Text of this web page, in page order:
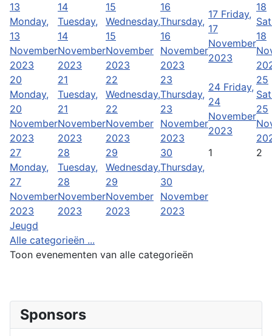
13
Monday,
13
November
2023
14
Tuesday,
14
November
2023
15
Wednesday,
15
November
2023
16
Thursday,
16
November
2023
17 Friday,
17
November
2023
18
18
20
Monday,
20
November
2023
21
Tuesday,
21
November
2023
22
Wednesday,
22
November
2023
23
Thursday,
23
November
2023
24 Friday,
24
November
2023
25
25
27
Monday,
27
November
2023
28
Tuesday,
28
November
2023
29
Wednesday,
29
November
2023
30
Thursday,
30
November
2023
1 2
Jeugd
Alle categorieën ...
Toon evenementen van alle categorieën
Sponsors